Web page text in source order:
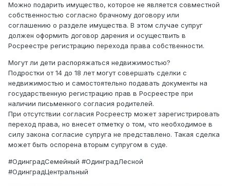
Можно подарить имущество, которое не является совместной
собственностью согласно брачному договору или
соглашению о разделе имущества. В этом случае супруг
должен оформить договор дарения и осуществить в
Росреестре регистрацию перехода права собственности.
Могут ли дети распоряжаться недвижимостью?
Подростки от 14 до 18 лет могут совершать сделки с
недвижимостью и самостоятельно подавать документы на
государственную регистрацию прав в Росреестре при
наличии письменного согласия родителей.
При отсутствии согласия Росреестр может зарегистрировать
переход права, но внесет отметку о том, что необходимое в
силу закона согласие супруга не представлено. Такая сделка
может быть оспорена вторым супругом в суде.
#ОдинградСемейный #ОдинградЛесной
#ОдинградЦентральный